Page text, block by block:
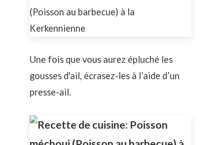
Une fois que vous aurez épluché les
gousses d'ail, écrasez-les à l’aide d’un
presse-ail.